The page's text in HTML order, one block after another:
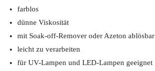
farblos
dünne Viskosität
mit Soak-off-Remover oder Azeton ablösbar
leicht zu verarbeiten
für UV-Lampen und LED-Lampen geeignet